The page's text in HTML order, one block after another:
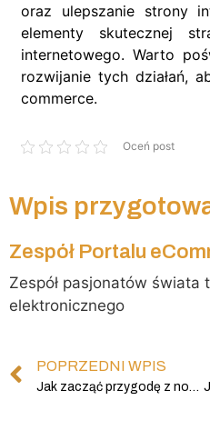
oraz ulepszanie strony
elementy skutecznej
internetowego. Warto
rozwijanie tych działań,
commerce.
Oceń post
Wpis
Zespół Portalu
Zespół pasjonatów świata
elektronicznego
POPRZEDNI WPIS
Jak zacząć przygodę z nowym językiem – 3 podcasty do nauki do języków obcych